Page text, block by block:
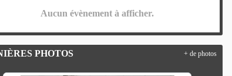
Aucun évènement à afficher.
PHOTOS + de photos